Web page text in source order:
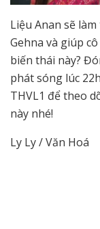
Liệu Anan sẽ
Gehna và giúp
biến thái này?
phát sóng lúc
THVL1 để theo
này nhé!
Ly Ly / Văn Hoá